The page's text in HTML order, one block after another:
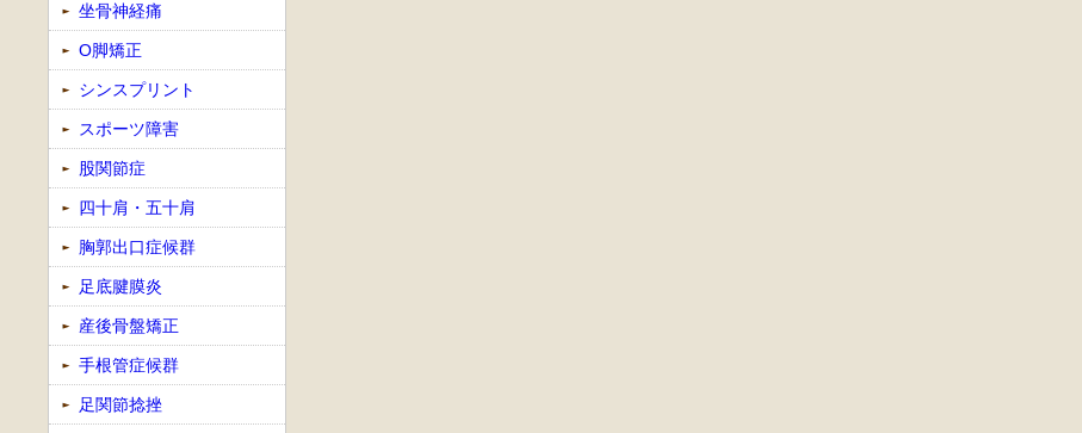
坐骨神経痛
O脚矯正
シンスプリント
スポーツ障害
股関節症
四十肩・五十肩
胸郭出口症候群
足底腱膜炎
産後骨盤矯正
手根管症候群
足関節捻挫